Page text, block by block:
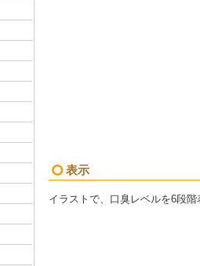
表示
イラストで、口臭レベルを6段階